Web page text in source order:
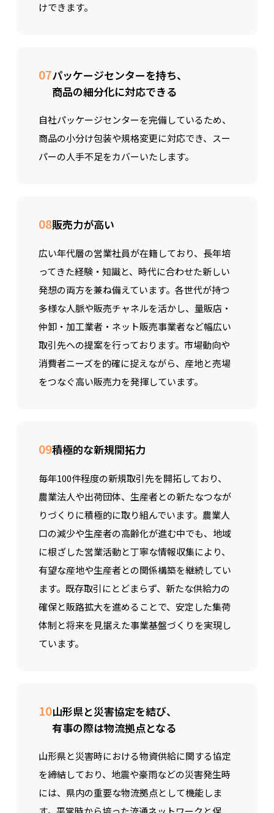
けできます。
07パッケージセンターを持ち、
商品の細分化に対応できる
自社パッケージセンターを完備しているため、
商品の小分け包装や規格変更に対応でき、スー
パーの人手不足をカバーいたします。
08販売力が高い
広い年代層の営業社員が在籍しており、長年培
ってきた経験・知識と、時代に合わせた新しい
発想の両方を兼ね備えています。各世代が持つ
多様な人脈や販売チャネルを活かし、量販店・
仲卸・加工業者・ネット販売事業者など幅広い
取引先への提案を行っております。市場動向や
消費者ニーズを的確に捉えながら、産地と売場
をつなぐ高い販売力を発揮しています。
09積極的な新規開拓力
毎年100件程度の新規取引先を開拓しており、
農業法人や出荷団体、生産者との新たなつなが
りづくりに積極的に取り組んでいます。農業人
口の減少や生産者の高齢化が進む中でも、地域
に根ざした営業活動と丁寧な情報収集により、
有望な産地や生産者との関係構築を継続してい
ます。既存取引にとどまらず、新たな供給力の
確保と販路拡大を進めることで、安定した集荷
体制と将来を見据えた事業基盤づくりを実現し
ています。
10山形県と災害協定を結び、
有事の際は物流拠点となる
山形県と災害時における物資供給に関する協定
を締結しており、地震や豪雨などの災害発生時
には、県内の重要な物流拠点として機能しま